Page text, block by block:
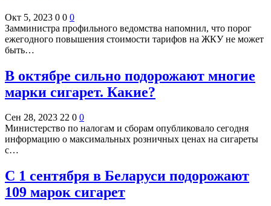
Окт 5, 2023 0 0 0
Замминистра профильного ведомства напомнил, что порог
ежегодного повышения стоимости тарифов на ЖКУ не может
быть…
В октябре сильно подорожают многие
марки сигарет. Какие?
Сен 28, 2023 22 0 0
Министерство по налогам и сборам опубликовало сегодня
информацию о максимальных розничных ценах на сигареты
с…
С 1 сентября в Беларуси подорожают
109 марок сигарет